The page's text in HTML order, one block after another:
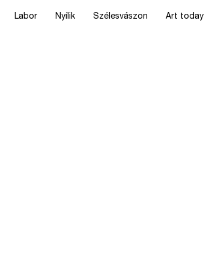
Labor Nyílik Szélesvászon Art today